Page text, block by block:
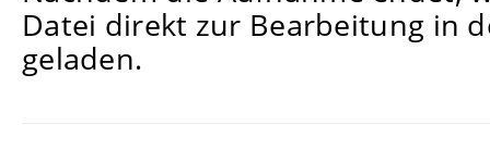
Datei direkt zur Bearbeitung in
geladen.